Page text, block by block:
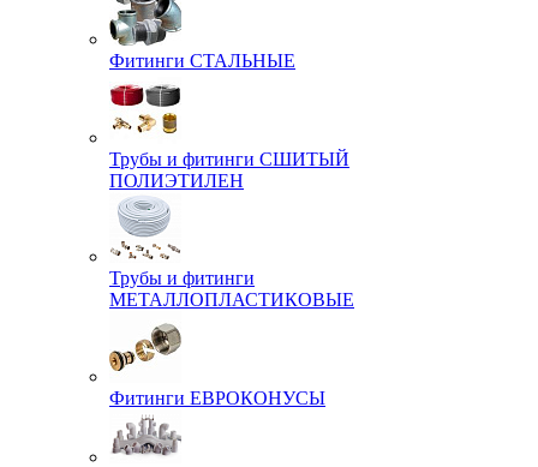
Фитинги СТАЛЬНЫЕ
Трубы и фитинги СШИТЫЙ
ПОЛИЭТИЛЕН
Трубы и фитинги
МЕТАЛЛОПЛАСТИКОВЫЕ
Фитинги ЕВРОКОНУСЫ